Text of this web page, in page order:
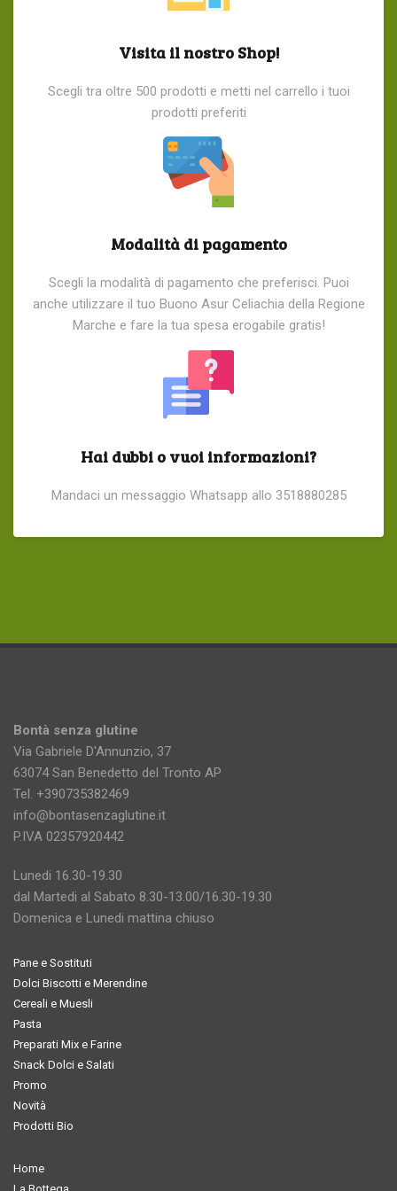
Visita il nostro Shop!
Scegli tra oltre 500 prodotti e metti nel carrello i tuoi
prodotti preferiti
Modalità di pagamento
Scegli la modalità di pagamento che preferisci. Puoi
anche utilizzare il tuo Buono Asur Celiachia della Regione
Marche e fare la tua spesa erogabile gratis!
Hai dubbi o vuoi informazioni?
Mandaci un messaggio Whatsapp allo 3518880285
Bontà senza glutine
Via Gabriele D'Annunzio, 37
63074 San Benedetto del Tronto AP
Tel. +390735382469
info@bontasenzaglutine.it
P.IVA 02357920442
Lunedi 16.30-19.30
dal Martedi al Sabato 8.30-13.00/16.30-19.30
Domenica e Lunedi mattina chiuso
Pane e Sostituti
Dolci Biscotti e Merendine
Cereali e Muesli
Pasta
Preparati Mix e Farine
Snack Dolci e Salati
Promo
Novità
Prodotti Bio
Home